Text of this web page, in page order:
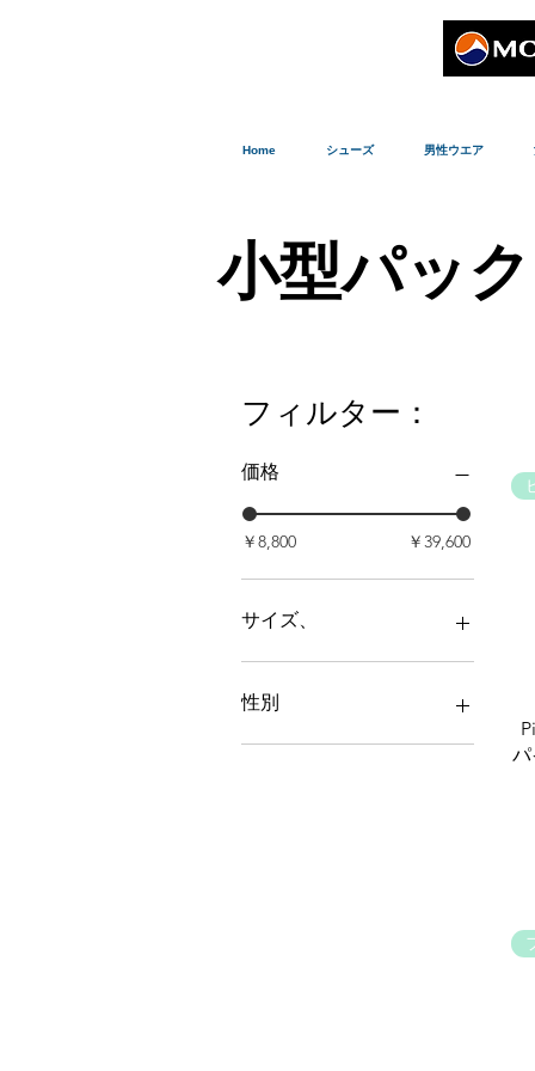
Home シューズ 男性ウエア
小型パック
フィルター：
価格
￥8,800 ￥39,600
サイズ、
L
M
性別
メンズ